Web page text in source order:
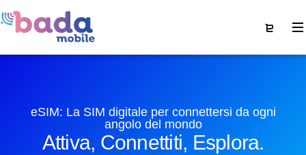
eSIM: La SIM digitale per connettersi da ogni
angolo del mondo
Attiva, Connettiti, Esplora.